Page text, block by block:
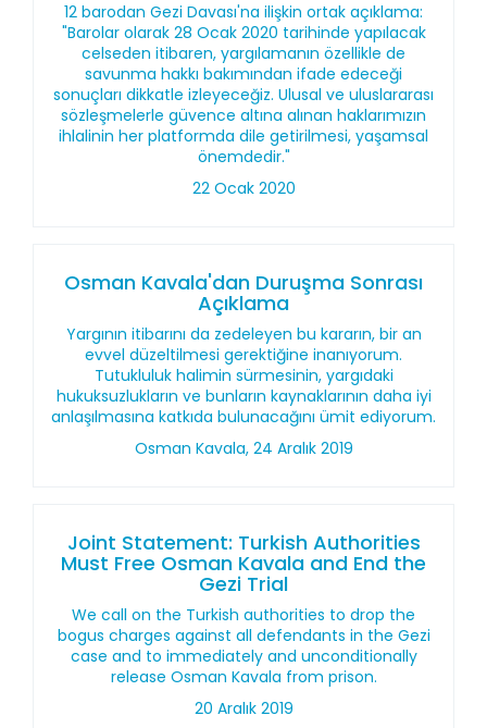
12 barodan Gezi Davası'na ilişkin ortak açıklama:
"Barolar olarak 28 Ocak 2020 tarihinde yapılacak
celseden itibaren, yargılamanın özellikle de
savunma hakkı bakımından ifade edeceği
sonuçları dikkatle izleyeceğiz. Ulusal ve uluslararası
sözleşmelerle güvence altına alınan haklarımızın
ihlalinin her platformda dile getirilmesi, yaşamsal
önemdedir."
22 Ocak 2020
Osman Kavala'dan Duruşma Sonrası
Açıklama
Yargının itibarını da zedeleyen bu kararın, bir an
evvel düzeltilmesi gerektiğine inanıyorum.
Tutukluluk halimin sürmesinin, yargıdaki
hukuksuzlukların ve bunların kaynaklarının daha iyi
anlaşılmasına katkıda bulunacağını ümit ediyorum.
Osman Kavala, 24 Aralık 2019
Joint Statement: Turkish Authorities
Must Free Osman Kavala and End the
Gezi Trial
We call on the Turkish authorities to drop the
bogus charges against all defendants in the Gezi
case and to immediately and unconditionally
release Osman Kavala from prison.
20 Aralık 2019